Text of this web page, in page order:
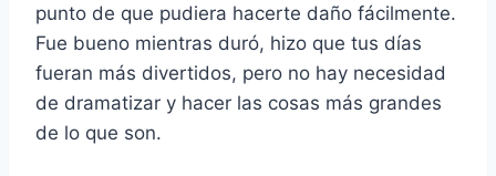
punto de que pudiera hacerte daño fácilmente.
Fue bueno mientras duró, hizo que tus días
fueran más divertidos, pero no hay necesidad
de dramatizar y hacer las cosas más grandes
de lo que son.